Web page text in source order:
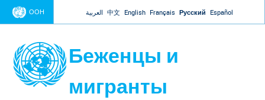
Jump to navigation
ООН العربية 中文 English Français Русский Español
Беженцы и
мигранты